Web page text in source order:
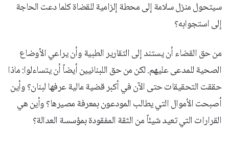
سيتحول منزل سلامة إلى محطة إلزامية للقضاة كلما دعت الحاجة
إلى استجوابه؟
من حق القضاء أن يستند إلى التقارير الطبية وأن يراعي الأوضاع
الصحية للمدعى عليهم. لكن من حق اللبنانيين أيضاً أن يتساءلوا: ماذا
حققت التحقيقات حتى الآن في أكبر قضية مالية عرفها لبنان؟ وأين
أصبحت الأموال التي يطالب المودعون بمعرفة مصيرها؟ وأين هي
القرارات التي تعيد شيئاً من الثقة المفقودة بمؤسسة العدالة؟